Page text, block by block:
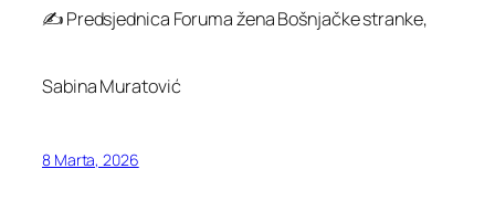
✍️Predsjednica Foruma žena Bošnjačke stranke,
Sabina Muratović
8 Marta, 2026